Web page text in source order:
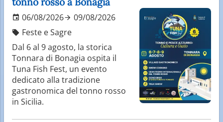
06/08/2026
09/08/2026
Feste e Sagre
Dal 6 al 9 agosto, la storica
Tonnara di Bonagia ospita il
Tuna Fish Fest, un evento
dedicato alla tradizione
gastronomica del tonno rosso
in Sicilia.